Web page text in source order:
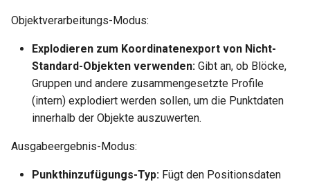
Objektverarbeitungs-Modus:
Explodieren zum Koordinatenexport von Nicht-
Standard-Objekten verwenden: Gibt an, ob Blöcke,
Gruppen und andere zusammengesetzte Profile
(intern) explodiert werden sollen, um die Punktdaten
innerhalb der Objekte auszuwerten.
Ausgabeergebnis-Modus:
Punkthinzufügungs-Typ: Fügt den Positionsdaten